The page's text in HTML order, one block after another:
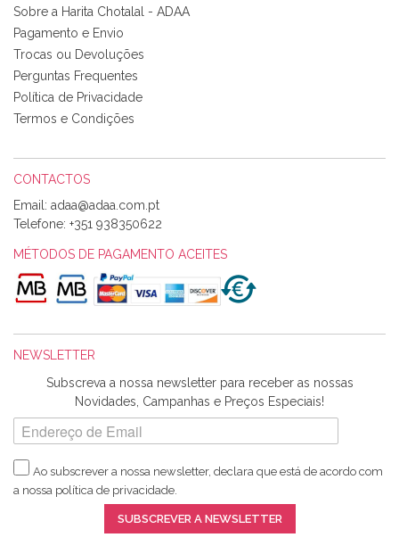
Tudo chegou em condições, pois os produtos vieram muito
bem acondicionados. Estou plenamente satisfeita com os
produtos adquiridos. Relativamente à bolsa, tem um tecido
com um padrão e cores muito bonitas e a execução está
perfeitíssima. Futuramente penso voltar a comprar na vossa
loja, têm excelentes artigos a um preço muito justo. A
Alexandra Morais
Olá boa Noite. Os meus tecidos chegaram hoje. Muito
obrigada pelo miminho que dá um jeitaço pras minhas linhas
de bordar e não sei o que pões nos tecidos, mas que cheiram
maravilhosamente ... cheiram! :) Muito Obrigada.
Harita a minha encomenda já chegou. :) Muito obrigada pela
rapidez no envio, pela qualidade dos materiais que me
enviaste e pela simpatia de sempre. :)
Catarina Amaro
5 estrelas. Gosto muito do serviço. A Harita Chotalal é muito
Sobre a Harita Chotalal - ADAA
Pagamento e Envio
Trocas ou Devoluções
Perguntas Frequentes
Política de Privacidade
Termos e Condições
CONTACTOS
Email:
Telefone: +351 938350622
MÉTODOS DE PAGAMENTO ACEITES
NEWSLETTER
Subscreva a nossa newsletter para receber as nossas
Novidades, Campanhas e Preços Especiais!
Ao subscrever a nossa newsletter, declara que está de acordo com
a nossa política de privacidade.
SUBSCREVER A NEWSLETTER